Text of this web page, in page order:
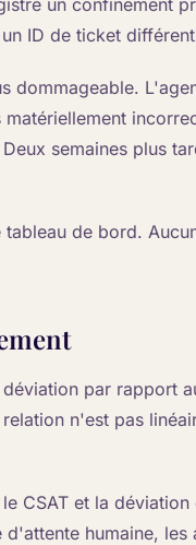
un confinement
ID de ticket
dommageable.
semaines plus
de bord.
par rapport
n'est pas
CSAT et la déviation
humaine, les